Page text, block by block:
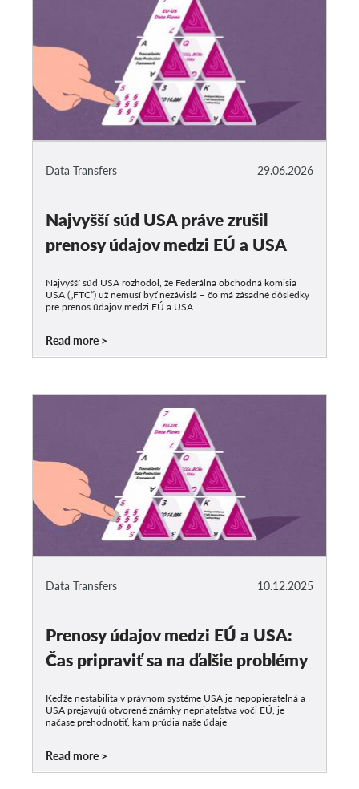
29.06.2026
Data Transfers
Najvyšší súd USA práve zrušil
prenosy údajov medzi EÚ a USA
Najvyšší súd USA rozhodol, že Federálna obchodná komisia
USA („FTC“) už nemusí byť nezávislá – čo má zásadné dôsledky
pre prenos údajov medzi EÚ a USA.
Read more
10.12.2025
Data Transfers
Prenosy údajov medzi EÚ a USA:
Čas pripraviť sa na ďalšie problémy
Keďže nestabilita v právnom systéme USA je nepopierateľná a
USA prejavujú otvorené známky nepriateľstva voči EÚ, je
načase prehodnotiť, kam prúdia naše údaje
Read more